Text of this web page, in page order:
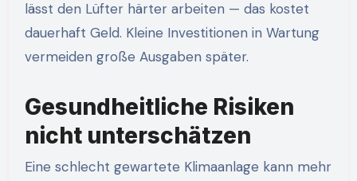
lässt den Lüfter härter arbeiten — das kostet
dauerhaft Geld. Kleine Investitionen in Wartung
vermeiden große Ausgaben später.
Gesundheitliche Risiken
nicht unterschätzen
Eine schlecht gewartete Klimaanlage kann mehr